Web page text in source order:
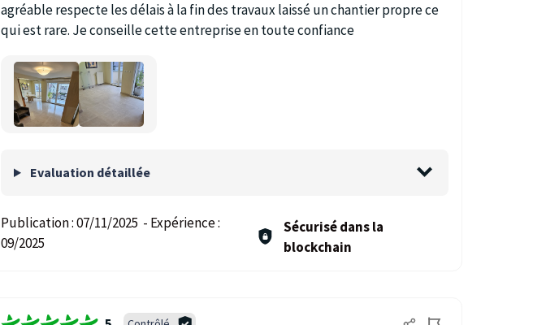
agréable respecte les délais à la fin des travaux laissé un chantier propre ce
qui est rare. Je conseille cette entreprise en toute confiance
Evaluation détaillée
Publication :07/11/2025 - Expérience :
09/2025
Sécurisé dans la
blockchain